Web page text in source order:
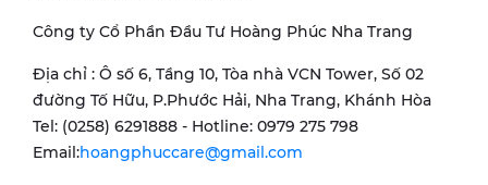
Công ty Cổ Phần Đầu Tư Hoàng Phúc Nha Trang
Địa chỉ : Ô số 6, Tầng 10, Tòa nhà VCN Tower, Số 02
đường Tố Hữu, P.Phước Hải, Nha Trang, Khánh Hòa
Tel: (0258) 6291888 - Hotline: 0979 275 798
Email:hoangphuccare@gmail.com